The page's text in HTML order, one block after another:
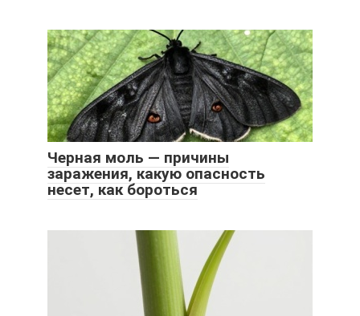
Черная моль — причины
заражения, какую опасность
несет, как бороться